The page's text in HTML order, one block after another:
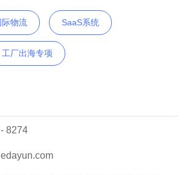
际物流 SaaS系统
工厂出海专项
8274